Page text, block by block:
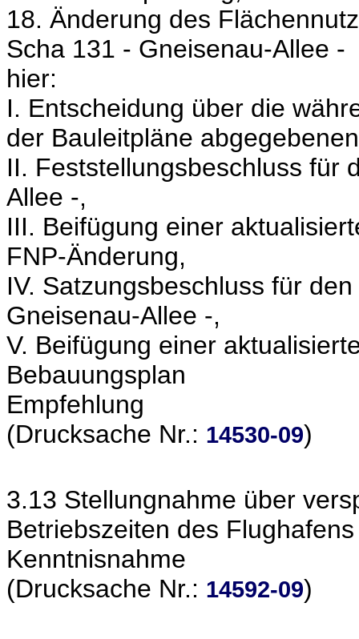
18. Änderung des
Scha 131 - Gneisenau-Allee -
hier:
I. Entscheidung über die
der Bauleitpläne
II. Feststellungsbeschluss für
Allee -,
III. Beifügung einer
FNP-Änderung,
IV. Satzungsbeschluss für
Gneisenau-Allee -,
V. Beifügung einer
Bebauungsplan
Empfehlung
(Drucksache Nr.: 14530-09)
3.13 Stellungnahme über
Betriebszeiten des
Kenntnisnahme
(Drucksache Nr.: 14592-09)